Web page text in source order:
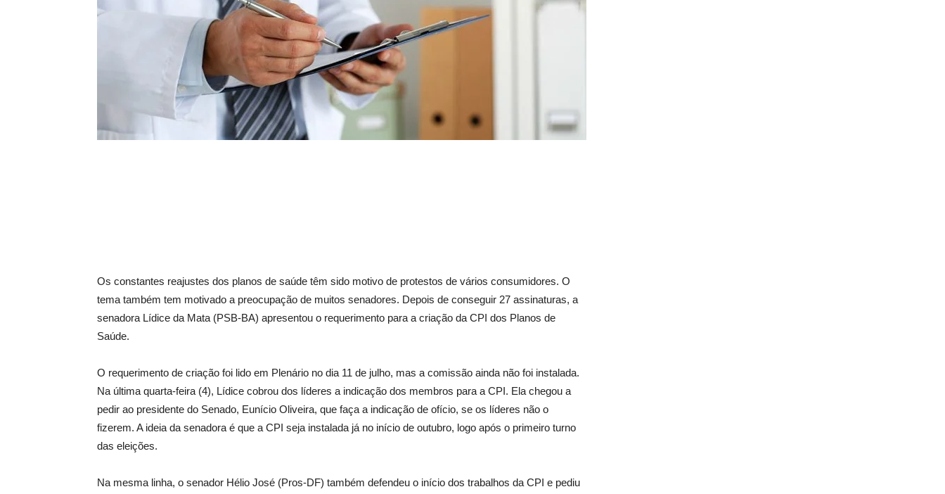
Os constantes reajustes dos planos de saúde têm sido motivo de protestos de vários consumidores. O
tema também tem motivado a preocupação de muitos senadores. Depois de conseguir 27 assinaturas, a
senadora Lídice da Mata (PSB-BA) apresentou o requerimento para a criação da CPI dos Planos de
Saúde.
O requerimento de criação foi lido em Plenário no dia 11 de julho, mas a comissão ainda não foi instalada.
Na última quarta-feira (4), Lídice cobrou dos líderes a indicação dos membros para a CPI. Ela chegou a
pedir ao presidente do Senado, Eunício Oliveira, que faça a indicação de ofício, se os líderes não o
fizerem. A ideia da senadora é que a CPI seja instalada já no início de outubro, logo após o primeiro turno
das eleições.
Na mesma linha, o senador Hélio José (Pros-DF) também defendeu o início dos trabalhos da CPI e pediu